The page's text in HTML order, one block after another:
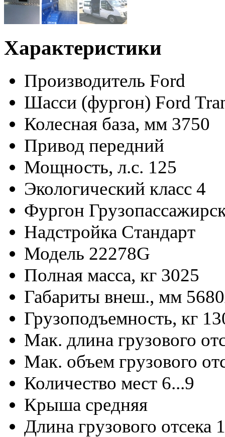
Характеристики
Производитель Ford
Шасси (фургон) Ford
Колесная база, мм 3750
Привод передний
Мощность, л.с. 125
Экологический класс 4
Фургон
Надстройка Стандарт
Модель 22278G
Полная масса, кг 3025
Габариты внеш., мм
Грузоподъемность, кг
Мак. длина грузового
Мак. объем грузового
Количество мест 6...9
Крыша средняя
Длина грузового отсека